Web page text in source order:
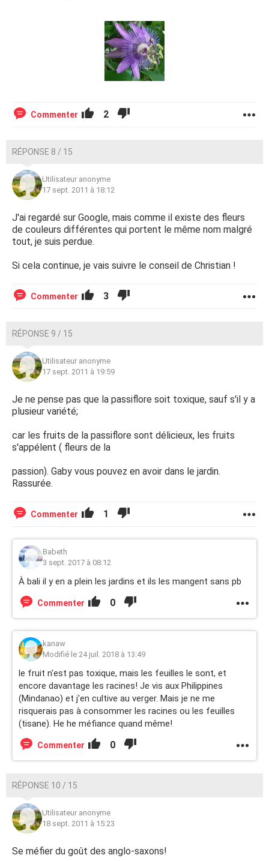
Commenter 2
RÉPONSE 8 / 15
Utilisateur anonyme
17 sept. 2011 à 18:12
J'ai regardé sur Google, mais comme il existe des fleurs
de couleurs différentes qui portent le même nom malgré
tout, je suis perdue.
Si cela continue, je vais suivre le conseil de Christian !
Commenter 3
RÉPONSE 9 / 15
Utilisateur anonyme
17 sept. 2011 à 19:59
Je ne pense pas que la passiflore soit toxique, sauf s'il y a
plusieur variété;
car les fruits de la passiflore sont délicieux, les fruits
s'appélent ( fleurs de la
passion). Gaby vous pouvez en avoir dans le jardin.
Rassurée.
Commenter 1
Babeth
3 sept. 2017 à 08:12
À bali il y en a plein les jardins et ils les mangent sans pb
Commenter 0
kanaw
Modifié le 24 juil. 2018 à 13:49
le fruit n'est pas toxique, mais les feuilles le sont, et
encore davantage les racines! Je vis aux Philippines
(Mindanao) et j'en cultive au verger. Mais je ne me
risquerais pas à consommer les racines ou les feuilles
(tisane). He he méfiance quand même!
Commenter 0
RÉPONSE 10 / 15
Utilisateur anonyme
18 sept. 2011 à 15:23
Se méfier du goût des anglo-saxons!